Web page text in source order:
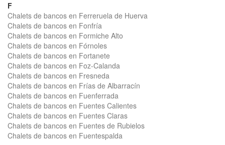
F
Chalets de bancos en Ferreruela de Huerva
Chalets de bancos en Fonfría
Chalets de bancos en Formiche Alto
Chalets de bancos en Fórnoles
Chalets de bancos en Fortanete
Chalets de bancos en Foz-Calanda
Chalets de bancos en Fresneda
Chalets de bancos en Frías de Albarracín
Chalets de bancos en Fuenferrada
Chalets de bancos en Fuentes Calientes
Chalets de bancos en Fuentes Claras
Chalets de bancos en Fuentes de Rubielos
Chalets de bancos en Fuentespalda